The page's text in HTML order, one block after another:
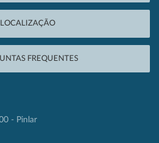
FREQUENTES
- Pinlar